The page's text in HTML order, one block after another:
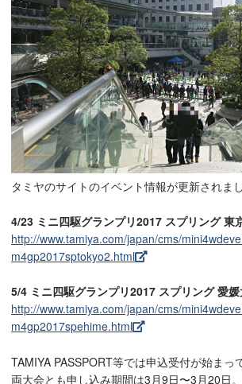
タミヤのサイトのイベント情報が更新されまし
4/23 ミニ四駆グランプリ2017 スプリング 東
http://www.tamiya.com/japan/cms/
m4gp2017sptokyo2.html
5/4 ミニ四駆グランプリ2017 スプリング 愛
http://www.tamiya.com/japan/cms/
m4gp2017spehime.html
TAMIYA PASSPORT等では申込受付が始まっ
両大会とも申し込み期間は3月9日〜3月20日。